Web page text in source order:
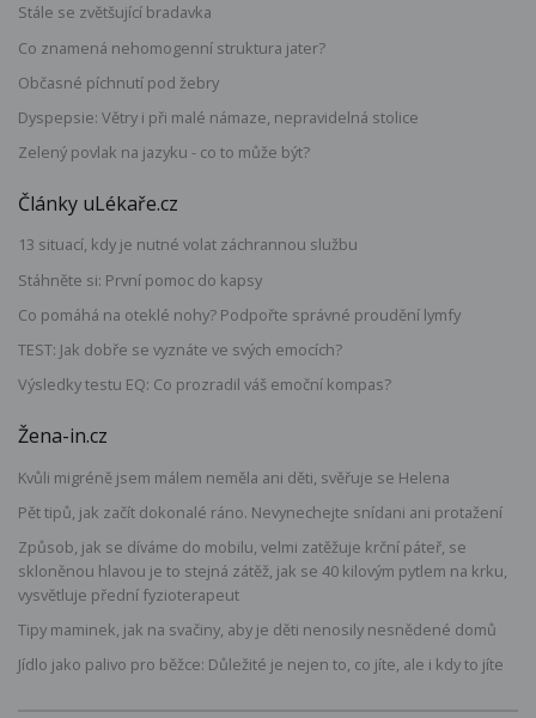
Stále se zvětšující bradavka
Co znamená nehomogenní struktura jater?
Občasné píchnutí pod žebry
Dyspepsie: Větry i při malé námaze, nepravidelná stolice
Zelený povlak na jazyku - co to může být?
Články uLékaře.cz
13 situací, kdy je nutné volat záchrannou službu
Stáhněte si: První pomoc do kapsy
Co pomáhá na oteklé nohy? Podpořte správné proudění lymfy
TEST: Jak dobře se vyznáte ve svých emocích?
Výsledky testu EQ: Co prozradil váš emoční kompas?
Žena-in.cz
Kvůli migréně jsem málem neměla ani děti, svěřuje se Helena
Pět tipů, jak začít dokonalé ráno. Nevynechejte snídani ani protažení
Způsob, jak se díváme do mobilu, velmi zatěžuje krční páteř, se
skloněnou hlavou je to stejná zátěž, jak se 40 kilovým pytlem na krku,
vysvětluje přední fyzioterapeut
Tipy maminek, jak na svačiny, aby je děti nenosily nesnědené domů
Jídlo jako palivo pro běžce: Důležité je nejen to, co jíte, ale i kdy to jíte